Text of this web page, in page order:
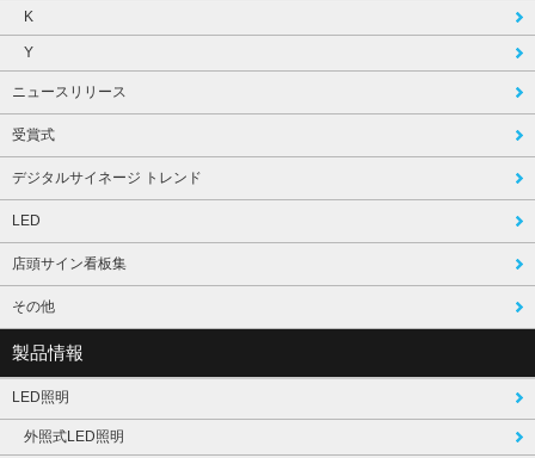
K
Y
ニュースリリース
受賞式
デジタルサイネージ トレンド
LED
店頭サイン看板集
その他
製品情報
LED照明
外照式LED照明